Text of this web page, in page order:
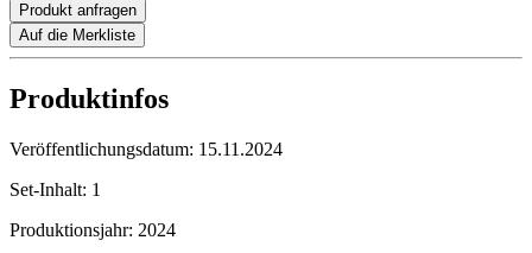
Produkt anfragen
Auf die Merkliste
Produktinfos
Veröffentlichungsdatum: 15.11.2024
Set-Inhalt: 1
Produktionsjahr: 2024